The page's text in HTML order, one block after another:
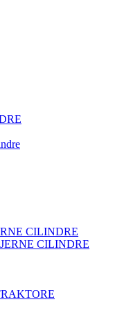
CILINDRE
CILINDRE